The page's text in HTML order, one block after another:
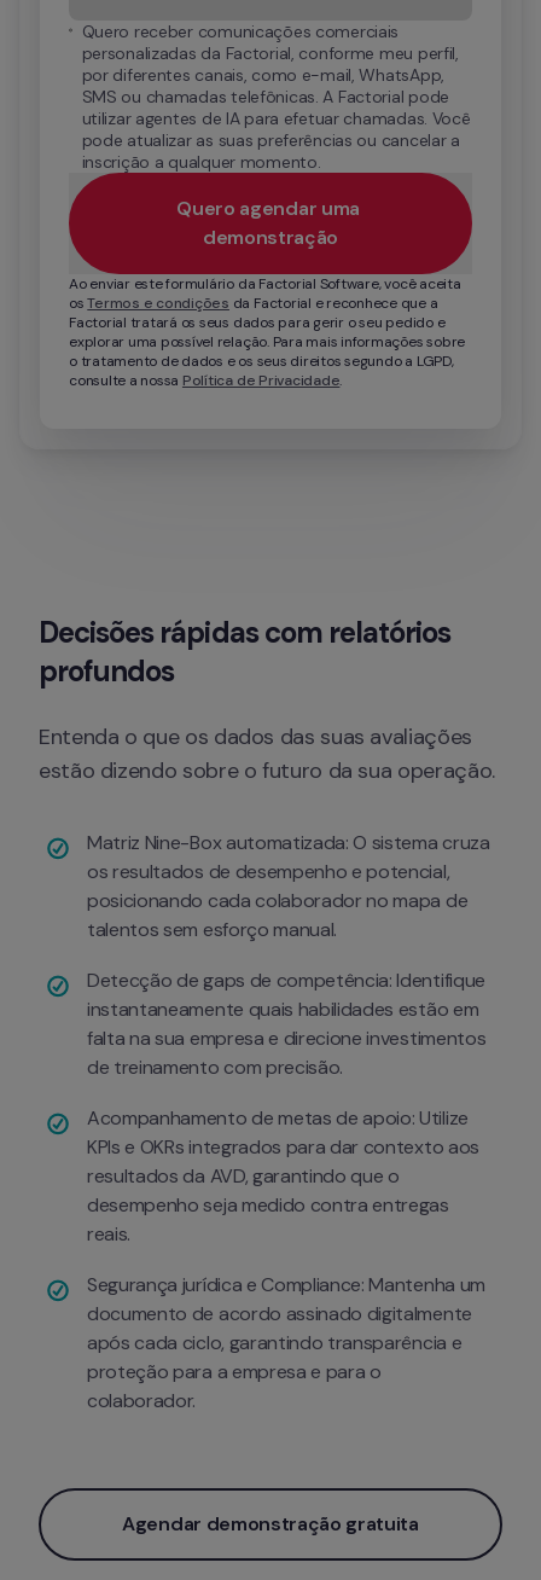
Quero receber comunicações comerciais
personalizadas da Factorial, conforme meu perfil,
por diferentes canais, como e-mail, WhatsApp,
SMS ou chamadas telefônicas. A Factorial pode
utilizar agentes de IA para efetuar chamadas. Você
pode atualizar as suas preferências ou cancelar a
inscrição a qualquer momento.
Ao enviar este formulário da Factorial Software, você aceita
os Termos e condições da Factorial e reconhece que a
Factorial tratará os seus dados para gerir o seu pedido e
explorar uma possível relação. Para mais informações sobre
o tratamento de dados e os seus direitos segundo a LGPD,
consulte a nossa Política de Privacidade.
Quero agendar uma
demonstração
Decisões rápidas com relatórios
profundos
Entenda o que os dados das suas avaliações
estão dizendo sobre o futuro da sua operação.
Matriz Nine-Box automatizada: O sistema cruza
os resultados de desempenho e potencial,
posicionando cada colaborador no mapa de
talentos sem esforço manual.
Detecção de gaps de competência: Identifique
instantaneamente quais habilidades estão em
falta na sua empresa e direcione investimentos
de treinamento com precisão.
Acompanhamento de metas de apoio: Utilize
KPIs e OKRs integrados para dar contexto aos
resultados da AVD, garantindo que o
desempenho seja medido contra entregas
reais.
Segurança jurídica e Compliance: Mantenha um
documento de acordo assinado digitalmente
após cada ciclo, garantindo transparência e
proteção para a empresa e para o
colaborador.
Agendar demonstração gratuita